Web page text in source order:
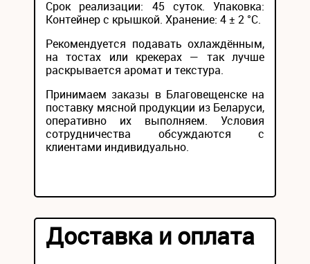
Срок реализации: 45 суток. Упаковка:
Контейнер с крышкой. Хранение: 4 ± 2 °С.
Рекомендуется подавать охлаждённым,
на тостах или крекерах — так лучше
раскрывается аромат и текстура.
Принимаем заказы в Благовещенске на
поставку мясной продукции из Беларуси,
оперативно их выполняем. Условия
сотрудничества обсуждаются с
клиентами индивидуально.
Доставка и оплата